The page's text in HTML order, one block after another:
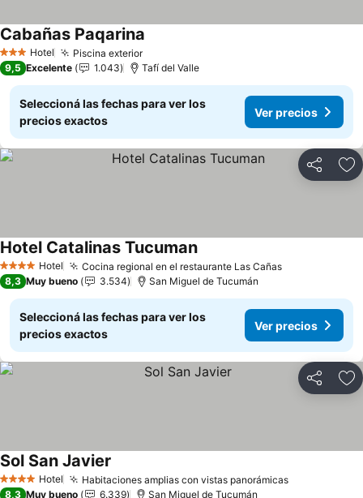
3 Estrellas
Hotel Piscina exteriorVer precios
Cabañas Paqarina
9,5 Excelente 1.043 Tafí del Valle
Seleccioná las fechas para ver los
precios exactos
Ver precios
Compartir
4 EstrellasHotel Cocina regional en el restaurante Las CañasVer precios
Hotel Catalinas TucumanVer precios
8,3 Muy bueno 3.534 San Miguel de Tucumán
Seleccioná las fechas para ver los
precios exactos
Ver precios
Compartir
4 EstrellasHotel Habitaciones amplias con vistas panorámicasVer precios
Sol San Javier
8,3 Muy bueno 6.339 San Miguel de Tucumán